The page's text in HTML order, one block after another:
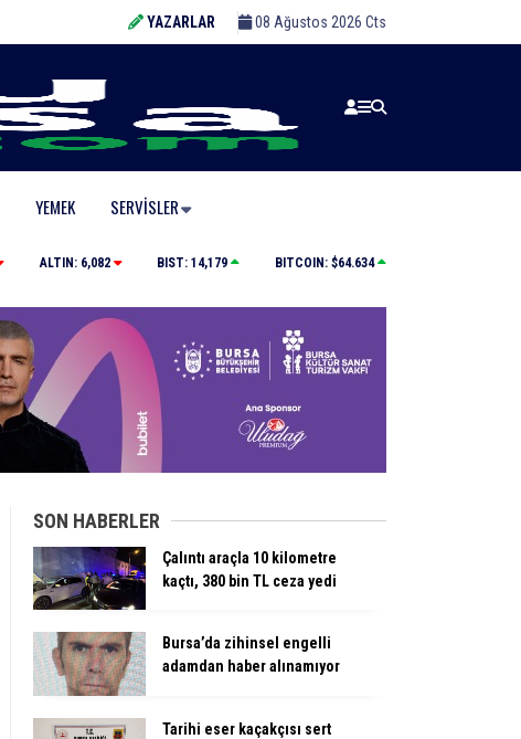
YAZARLAR 08 Ağustos 2026 Cts
YEMEK SERVISLER
Karacabey Belediyespor’dan 5 imza birden
ALTIN: 6,082 BIST: 14,179 BITCOIN: $64.634
SON HABERLER
Çalıntı araçla 10 kilometre
kaçtı, 380 bin TL ceza yedi
Bursa’da zihinsel engelli
adamdan haber alınamıyor
Tarihi eser kaçakçısı sert